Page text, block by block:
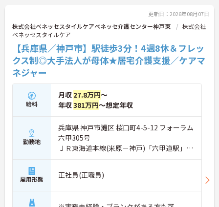
更新日：2026年08月07日
株式会社ベネッセスタイルケアベネッセ介護センター神戸東
株式会社
ベネッセスタイルケア
【兵庫県／神戸市】駅徒歩3分！4週8休＆フレッ
クス制◎大手法人が母体★居宅介護支援／ケアマ
ネジャー
給料
月収 27.8万円～
年収381万円～想定年収
勤務地
兵庫県 神戸市灘区 桜口町4-5-12 フォーラム
六甲305号
ＪＲ東海道本線(米原－神戸)「六甲道駅」徒
歩3分
雇用形態 正社員(正職員)